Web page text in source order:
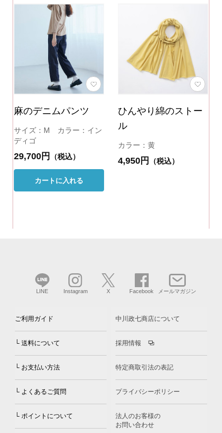
麻のデニムパンツ
サイズ：M カラー：イン
ディゴ
29,700円 （税込）
カートに入れる
ひんやり綿のストー
ル
カラー：黄
4,950円 （税込）
LINE Instagram X Facebook メールマガジン
ご利用ガイド
└ 送料について
└ お支払い方法
└ よくあるご質問
└ ポイントについて
中川政七商店について
採用情報
特定商取引法の表記
プライバシーポリシー
法人のお客様の
お問い合わせ